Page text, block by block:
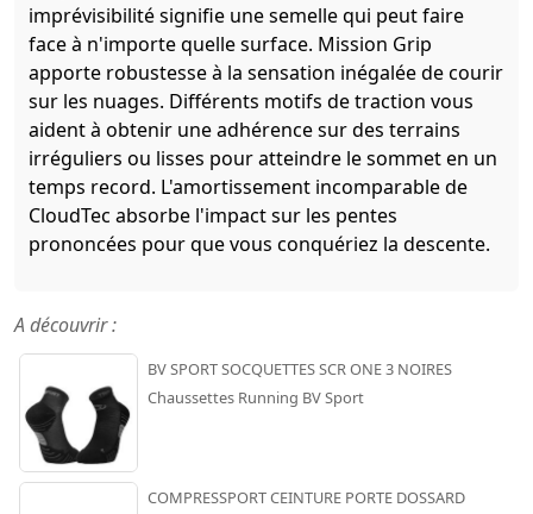
imprévisibilité signifie une semelle qui peut faire
face à n'importe quelle surface. Mission Grip
apporte robustesse à la sensation inégalée de courir
sur les nuages. Différents motifs de traction vous
aident à obtenir une adhérence sur des terrains
irréguliers ou lisses pour atteindre le sommet en un
temps record. L'amortissement incomparable de
CloudTec absorbe l'impact sur les pentes
prononcées pour que vous conquériez la descente.
A découvrir :
BV SPORT SOCQUETTES SCR ONE 3 NOIRES
Chaussettes Running BV Sport
COMPRESSPORT CEINTURE PORTE DOSSARD